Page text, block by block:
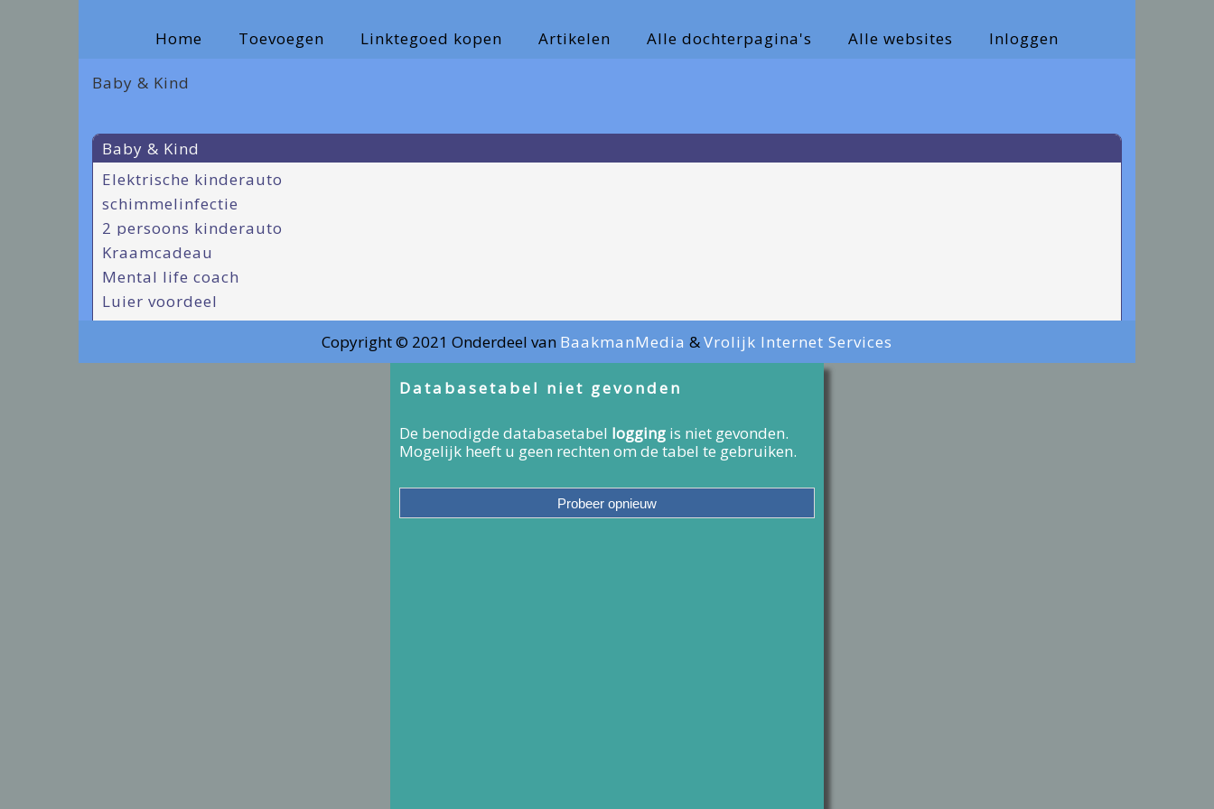
Home Toevoegen Linktegoed kopen Artikelen Alle dochterpagina's Alle websites Inloggen
Baby & Kind
Baby & Kind
Elektrische kinderauto
schimmelinfectie
2 persoons kinderauto
Kraamcadeau
Mental life coach
Luier voordeel
oorpiercings staal
Link toevoegen
Link toevoegen
Copyright © 2021 Onderdeel van BaakmanMedia &Vrolijk Internet Services
Databasetabel niet gevonden
De benodigde databasetabel logging is niet gevonden.
Mogelijk heeft u geen rechten om de tabel te gebruiken.